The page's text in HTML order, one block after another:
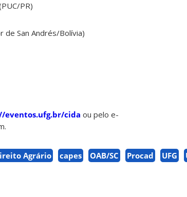
PR)
de San Andrés/Bolívia)
eventos.ufg.br/cida ou pelo e-
Agrário capes OAB/SC Procad UFG